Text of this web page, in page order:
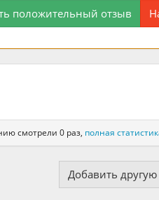
положительный отзыв
смотрели 0 раз, полная
Добавить